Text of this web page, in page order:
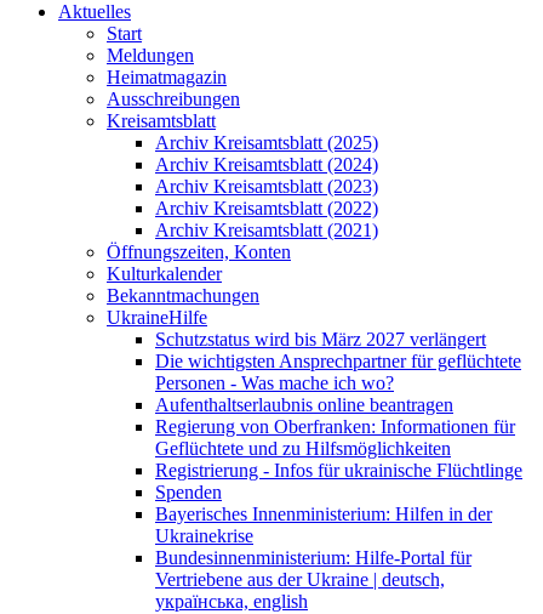
Aktuelles
Start
Meldungen
Heimatmagazin
Ausschreibungen
Kreisamtsblatt
Archiv Kreisamtsblatt (2025)
Archiv Kreisamtsblatt (2024)
Archiv Kreisamtsblatt (2023)
Archiv Kreisamtsblatt (2022)
Archiv Kreisamtsblatt (2021)
Öffnungszeiten, Konten
Kulturkalender
Bekanntmachungen
UkraineHilfe
Schutzstatus wird bis März 2027 verlängert
Die wichtigsten Ansprechpartner für geflüchtete
Personen - Was mache ich wo?
Aufenthaltserlaubnis online beantragen
Regierung von Oberfranken: Informationen für
Geflüchtete und zu Hilfsmöglichkeiten
Registrierung - Infos für ukrainische Flüchtlinge
Spenden
Bayerisches Innenministerium: Hilfen in der
Ukrainekrise
Bundesinnenministerium: Hilfe-Portal für
Vertriebene aus der Ukraine | deutsch,
українська, english